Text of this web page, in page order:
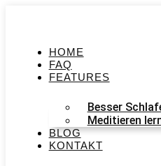
HOME
FAQ
FEATURES
Besser
Meditieren
BLOG
KONTAKT